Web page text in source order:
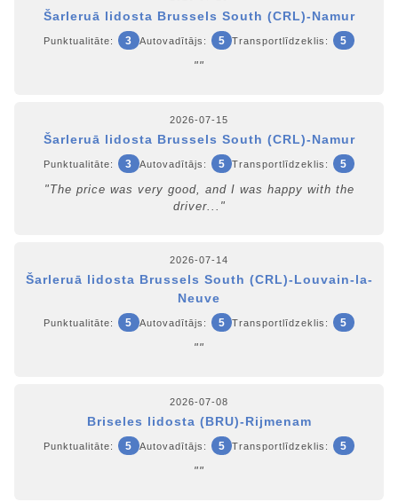
Šarleruā lidosta Brussels South (CRL)-Namur
Punktualitāte: 3 Autovadītājs: 5 Transportlīdzeklis: 5
""
2026-07-15
Šarleruā lidosta Brussels South (CRL)-Namur
Punktualitāte: 3 Autovadītājs: 5 Transportlīdzeklis: 5
"The price was very good, and I was happy with the
driver..."
2026-07-14
Šarleruā lidosta Brussels South (CRL)-Louvain-la-
Neuve
Punktualitāte: 5 Autovadītājs: 5 Transportlīdzeklis: 5
""
2026-07-08
Briseles lidosta (BRU)-Rijmenam
Punktualitāte: 5 Autovadītājs: 5 Transportlīdzeklis: 5
""